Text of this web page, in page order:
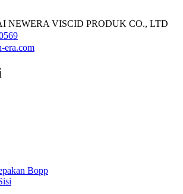
NEWERA VISCID PRODUK CO., LTD
era.com
Bopp